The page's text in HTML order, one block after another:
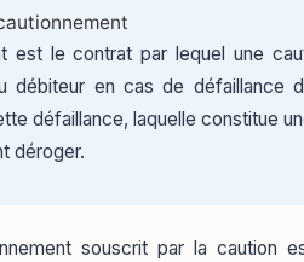
est le contrat par lequel une
débiteur en cas de défaillance
défaillance, laquelle constitue
déroger.
souscrit par la caution